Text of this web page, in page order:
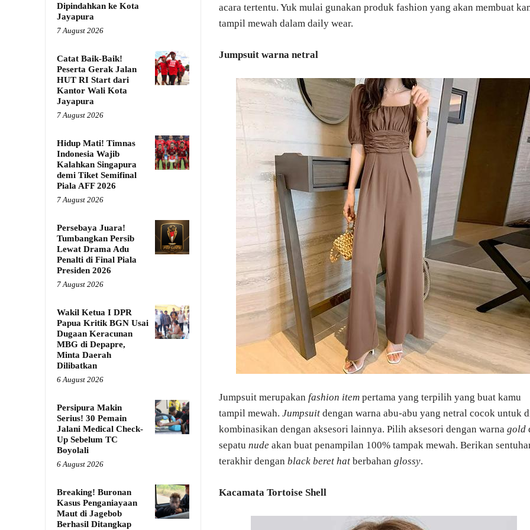
Dipindahkan ke Kota
Jayapura
7 August 2026
Catat Baik-Baik!
Peserta Gerak Jalan
HUT RI Start dari
Kantor Wali Kota
Jayapura
7 August 2026
Hidup Mati! Timnas
Indonesia Wajib
Kalahkan Singapura
demi Tiket Semifinal
Piala AFF 2026
7 August 2026
Persebaya Juara!
Tumbangkan Persib
Lewat Drama Adu
Penalti di Final Piala
Presiden 2026
7 August 2026
Wakil Ketua I DPR
Papua Kritik BGN Usai
Dugaan Keracunan
MBG di Depapre,
Minta Daerah
Dilibatkan
6 August 2026
Persipura Makin
Serius! 30 Pemain
Jalani Medical Check-
Up Sebelum TC
Boyolali
6 August 2026
Breaking! Buronan
Kasus Penganiayaan
Maut di Jagebob
Berhasil Ditangkap
acara tertentu. Yuk mulai gunakan produk fashion yang akan membuat
tampil mewah dalam daily wear.
Jumpsuit warna netral
Jumpsuit merupakan fashion itempertama yang terpilih yang buat kamu
tampil mewah. Jumpsuit dengan warna abu-abu yang netral cocok untuk
kombinasikan dengan aksesori lainnya. Pilih aksesori dengan warna gold
sepatu nude akan buat penampilan 100% tampak mewah. Berikan
terakhir dengan black beret hatberbahan glossy.
Kacamata Tortoise Shell